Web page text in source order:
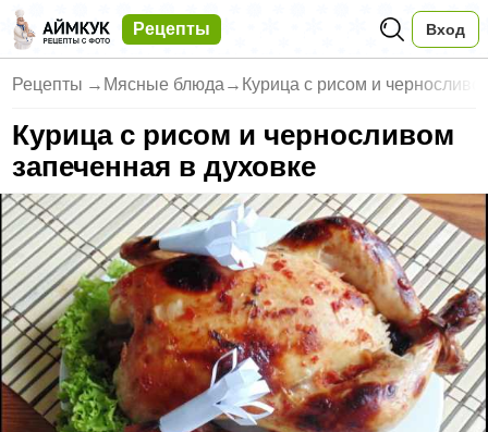
Рецепты Вход
Рецепты → Мясные блюда → Курица с рисом и
Курица с рисом и черносливом
запеченная в духовке